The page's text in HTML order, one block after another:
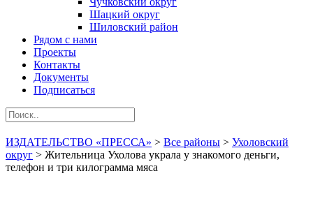
Шацкий округ
Шиловский район
Рядом с нами
Проекты
Контакты
Документы
Подписаться
ИЗДАТЕЛЬСТВО «ПРЕССА» > Все районы > Ухоловский
округ > Жительница Ухолова украла у знакомого деньги,
телефон и три килограмма мяса